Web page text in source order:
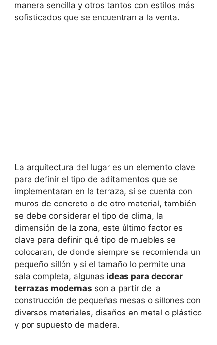
manera sencilla y otros tantos con estilos más
sofisticados que se encuentran a la venta.
La arquitectura del lugar es un elemento clave
para definir el tipo de aditamentos que se
implementaran en la terraza, si se cuenta con
muros de concreto o de otro material, también
se debe considerar el tipo de clima, la
dimensión de la zona, este último factor es
clave para definir qué tipo de muebles se
colocaran, de donde siempre se recomienda un
pequeño sillón y si el tamaño lo permite una
sala completa, algunas ideas para decorar
terrazas modernas son a partir de la
construcción de pequeñas mesas o sillones con
diversos materiales, diseños en metal o plástico
y por supuesto de madera.